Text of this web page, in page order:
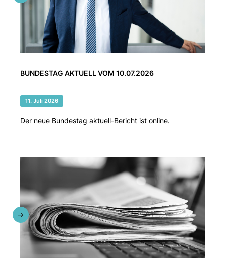
BUNDESTAG AKTUELL VOM 10.07.2026
11. Juli 2026
Der neue Bundestag aktuell-Bericht ist online.